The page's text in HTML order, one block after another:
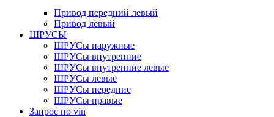
Привод передний левый
Привод левый
ШРУСЫ
ШРУСы наружные
ШРУСы внутренние
ШРУСы внутренние левые
ШРУСы левые
ШРУСы передние
ШРУСы правые
Запрос по vin